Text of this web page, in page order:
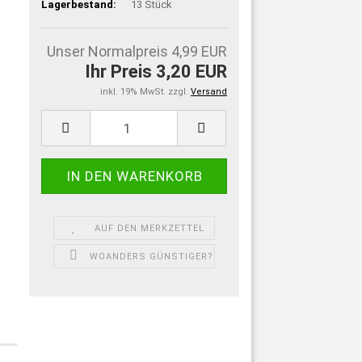
Lagerbestand: 13 Stück
Unser Normalpreis 4,99 EUR
Ihr Preis 3,20 EUR
inkl. 19% MwSt. zzgl. Versand
AUF DEN MERKZETTEL
WOANDERS GÜNSTIGER?